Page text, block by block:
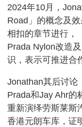
2024年10月，
Road」的概念及
相扣的章节进行，
Prada Nylon改造
识，表示可推进合
Jonathan其后讨论
Prada和Jay Ahr的
重新演绎劳斯莱斯
香港元朗车库，证